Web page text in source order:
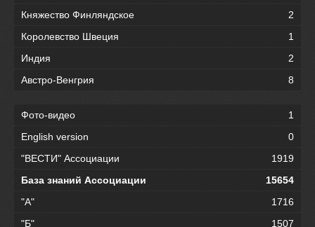
Княжество Финляндское
2
Королевство Швеция
1
Индия
2
Австро-Венгрия
8
Фото-видео
1
English version
0
"ВЕСТИ" Ассоциации
1919
База знаний Ассоциации
15654
"А"
1716
"Б"
1507